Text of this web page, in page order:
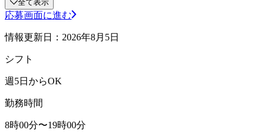
全て表示
応募画面に進む
情報更新日：2026年8月5日
シフト
週5日からOK
勤務時間
8時00分〜19時00分